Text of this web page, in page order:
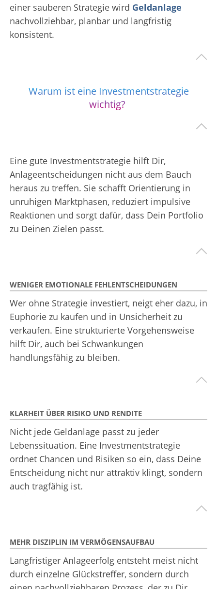
einer sauberen Strategie wird Geldanlage
nachvollziehbar, planbar und langfristig
konsistent.
Warum ist eine Investmentstrategie
wichtig?
Eine gute Investmentstrategie hilft Dir,
Anlageentscheidungen nicht aus dem Bauch
heraus zu treffen. Sie schafft Orientierung in
unruhigen Marktphasen, reduziert impulsive
Reaktionen und sorgt dafür, dass Dein Portfolio
zu Deinen Zielen passt.
WENIGER EMOTIONALE FEHLENTSCHEIDUNGEN
Wer ohne Strategie investiert, neigt eher dazu, in
Euphorie zu kaufen und in Unsicherheit zu
verkaufen. Eine strukturierte Vorgehensweise
hilft Dir, auch bei Schwankungen
handlungsfähig zu bleiben.
KLARHEIT ÜBER RISIKO UND RENDITE
Nicht jede Geldanlage passt zu jeder
Lebenssituation. Eine Investmentstrategie
ordnet Chancen und Risiken so ein, dass Deine
Entscheidung nicht nur attraktiv klingt, sondern
auch tragfähig ist.
MEHR DISZIPLIN IM VERMÖGENSAUFBAU
Langfristiger Anlageerfolg entsteht meist nicht
durch einzelne Glückstreffer, sondern durch